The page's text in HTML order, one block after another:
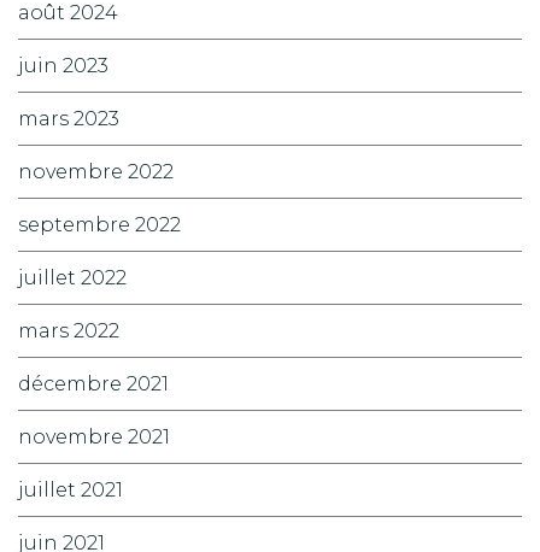
août 2024
juin 2023
mars 2023
novembre 2022
septembre 2022
juillet 2022
mars 2022
décembre 2021
novembre 2021
juillet 2021
juin 2021